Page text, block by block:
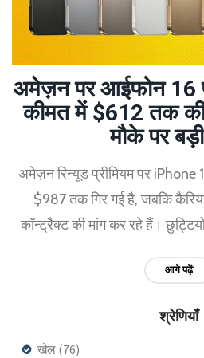
अमेज़न पर आईफोन 16
कीमत में $612 तक
मौके पर
अमेज़न रिन्यूड प्रीमियम पर iPhone
$987 तक गिर गई है, जबकि
कॉन्ट्रैक्ट की मांग कर रहे हैं।
आगे पढ़ें
श्रेणियाँ
खेल (76)